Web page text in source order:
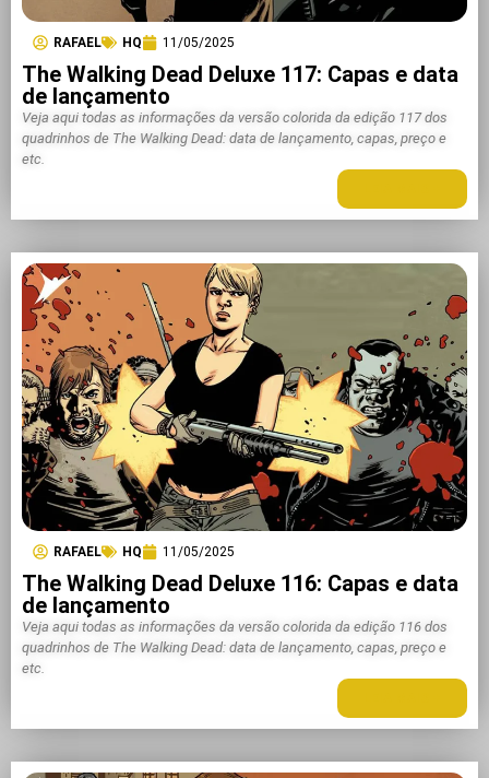
RAFAEL HQ 11/05/2025
The Walking Dead Deluxe 117: Capas e data
de lançamento
Veja aqui todas as informações da versão colorida da edição 117 dos
quadrinhos de The Walking Dead: data de lançamento, capas, preço e
etc.
RAFAEL HQ 11/05/2025
The Walking Dead Deluxe 116: Capas e data
de lançamento
Veja aqui todas as informações da versão colorida da edição 116 dos
quadrinhos de The Walking Dead: data de lançamento, capas, preço e
etc.